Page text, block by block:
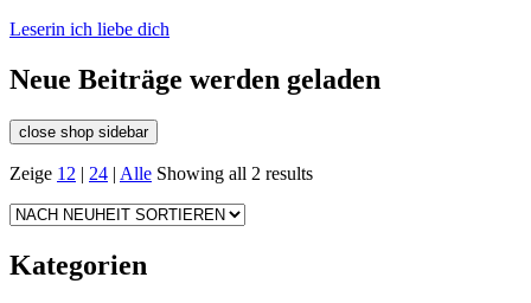
Leserin ich liebe dich
Neue Beiträge werden geladen
close shop sidebar
Zeige 12 | 24 | Alle Showing all 2 results
Kategorien